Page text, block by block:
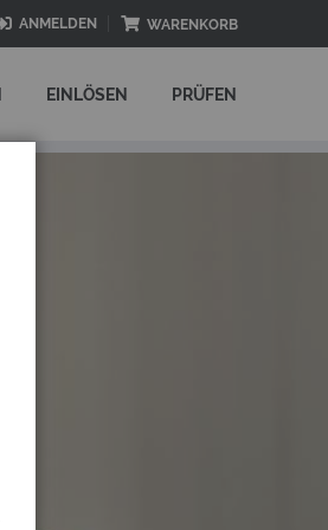
ANMELDEN WARENKORB
EINLÖSEN PRÜFEN